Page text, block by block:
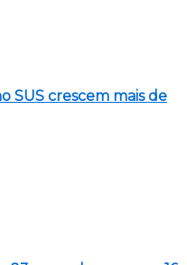
SUS crescem mais de